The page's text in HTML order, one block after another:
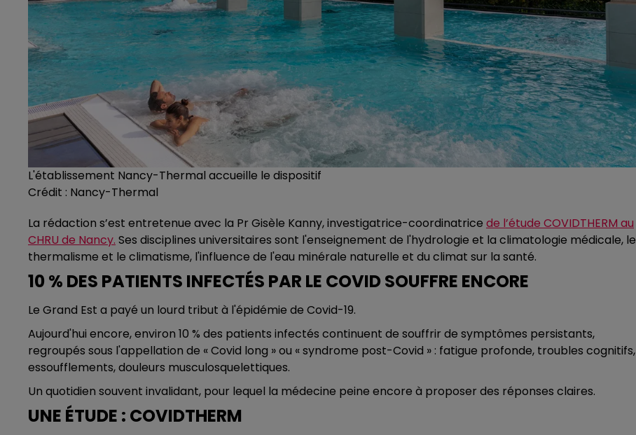
L'établissement Nancy-Thermal accueille le dispositif
Crédit : Nancy-Thermal
La rédaction s’est entretenue avec la Pr Gisèle Kanny, investigatrice-coordinatrice de l’étude COVIDTHERM au
CHRU de Nancy. Ses disciplines universitaires sont l'enseignement de l'hydrologie et la climatologie médicale, le
thermalisme et le climatisme, l'influence de l'eau minérale naturelle et du climat sur la santé.
10 % DES PATIENTS INFECTÉS PAR LE COVID SOUFFRE ENCORE
Le Grand Est a payé un lourd tribut à l'épidémie de Covid-19.
Aujourd'hui encore, environ 10 % des patients infectés continuent de souffrir de symptômes persistants,
regroupés sous l'appellation de « Covid long » ou « syndrome post-Covid » : fatigue profonde, troubles cognitifs,
essoufflements, douleurs musculosquelettiques.
Un quotidien souvent invalidant, pour lequel la médecine peine encore à proposer des réponses claires.
UNE ÉTUDE : COVIDTHERM